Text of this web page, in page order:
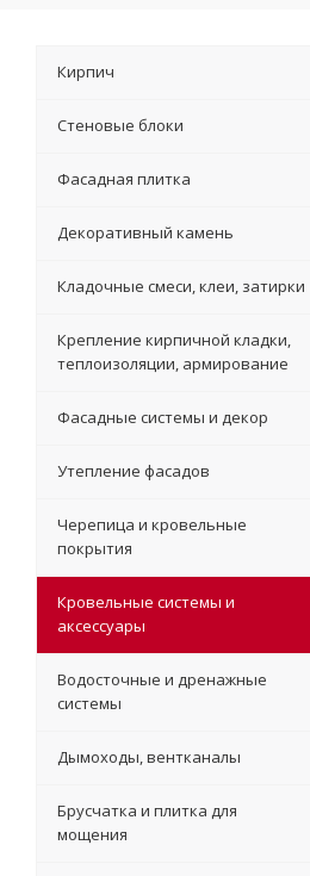
Кирпич
Стеновые блоки
Фасадная плитка
Декоративный камень
Кладочные смеси, клеи, затирки
Крепление кирпичной кладки,
теплоизоляции, армирование
Фасадные системы и декор
Утепление фасадов
Черепица и кровельные
покрытия
Кровельные системы и
аксессуары
Водосточные и дренажные
системы
Дымоходы, вентканалы
Брусчатка и плитка для
мощения